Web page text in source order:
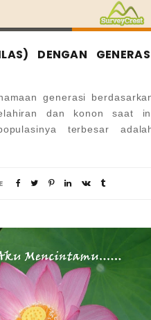
DENGAN
generasi
dan konon saat
terbesar